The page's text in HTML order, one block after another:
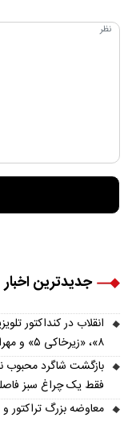
جدیدترین اخبار
۸»، «زیرخاکی ۵» و مهران مدیری در راه آنتن
بازگشت شاگرد محبوب
فقط یک چراغ سبز
معاوضه بزرگ تراکتور